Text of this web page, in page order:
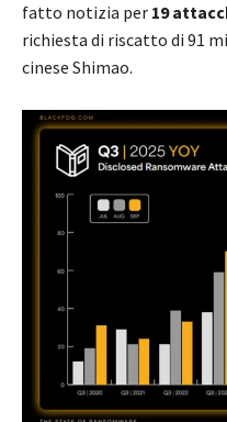
fatto notizia per 19
richiesta di riscatto di 91
cinese Shimao.